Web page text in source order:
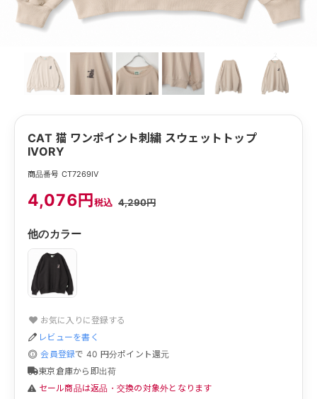
CAT 猫 ワンポイント刺繍 スウェットトップ
IVORY
商品番号 CT7269IV
4,076円税込 4,290円
他のカラー
お気に入りに登録する
レビューを書く
会員登録で 40 円分ポイント還元
東京倉庫から即出荷
セール商品は返品・交換の対象外となります